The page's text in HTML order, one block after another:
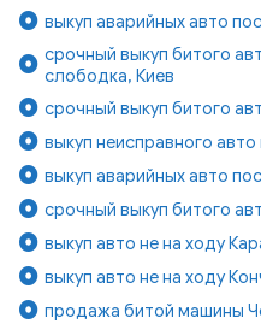
выкуп аварийных авто
срочный выкуп битого
слободка, Киев
срочный выкуп битого
выкуп неисправного
выкуп аварийных авто
срочный выкуп битого
выкуп авто не на ходу
выкуп авто не на ходу
продажа битой машины